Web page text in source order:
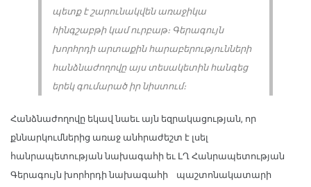
պետք է շարունակվեն առաջիկա
հինգշաբթի կամ ուրբաթ։ Գերագույն
խորհրդի արտաքին հարաբերությունների
հանձնաժողովը այս տեսակետին հանգեց
երեկ գումարած իր նիստում։
Հանձնաժողովը եկավ նաեւ այն եզրակացության, որ
քննարկումներից առաջ անհրաժեշտ է լսել
հանրապետության նախագահի եւ ԼՂ Հանրապետության
Գերագույն խորհրդի նախագահի պաշտոնակատարի